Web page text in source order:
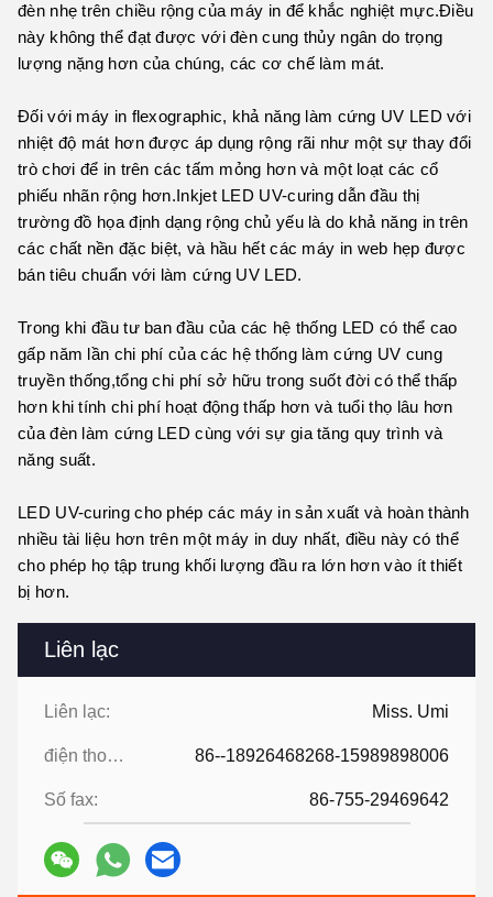
Liên lạc
Liên lạc: Miss. Umi
điện thoại: 86--18926468268-15989898006
Số fax: 86-755-29469642
đèn nhẹ trên chiều rộng của máy in để khắc nghiệt mực.Điều
này không thể đạt được với đèn cung thủy ngân do trọng
lượng nặng hơn của chúng, các cơ chế làm mát.
Đối với máy in flexographic, khả năng làm cứng UV LED với
nhiệt độ mát hơn được áp dụng rộng rãi như một sự thay đổi
trò chơi để in trên các tấm mỏng hơn và một loạt các cổ
phiếu nhãn rộng hơn.Inkjet LED UV-curing dẫn đầu thị
trường đồ họa định dạng rộng chủ yếu là do khả năng in trên
các chất nền đặc biệt, và hầu hết các máy in web hẹp được
bán tiêu chuẩn với làm cứng UV LED.
Trong khi đầu tư ban đầu của các hệ thống LED có thể cao
gấp năm lần chi phí của các hệ thống làm cứng UV cung
truyền thống,tổng chi phí sở hữu trong suốt đời có thể thấp
hơn khi tính chi phí hoạt động thấp hơn và tuổi thọ lâu hơn
của đèn làm cứng LED cùng với sự gia tăng quy trình và
năng suất.
LED UV-curing cho phép các máy in sản xuất và hoàn thành
nhiều tài liệu hơn trên một máy in duy nhất, điều này có thể
cho phép họ tập trung khối lượng đầu ra lớn hơn vào ít thiết
bị hơn.